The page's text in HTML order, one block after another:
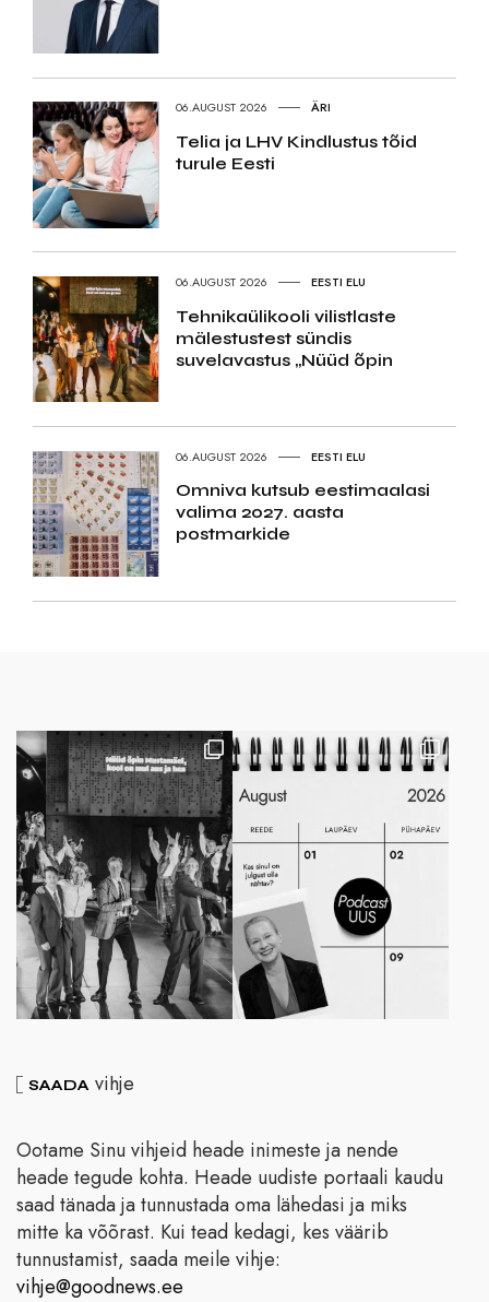
06.AUGUST 2026 ÄRI
Telia ja LHV Kindlustus tõid
turule Eesti
06.AUGUST 2026 EESTI ELU
Tehnikaülikooli vilistlaste
mälestustest sündis
suvelavastus „Nüüd õpin
06.AUGUST 2026 EESTI ELU
Omniva kutsub eestimaalasi
valima 2027. aasta
postmarkide
SAADA vihje
Ootame Sinu vihjeid heade inimeste ja nende
heade tegude kohta. Heade uudiste portaali kaudu
saad tänada ja tunnustada oma lähedasi ja miks
mitte ka võõrast. Kui tead kedagi, kes väärib
tunnustamist, saada meile vihje:
vihje@goodnews.ee